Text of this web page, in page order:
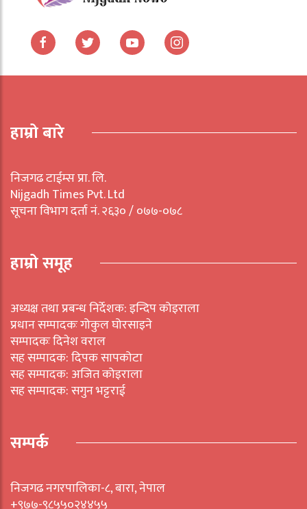
हाम्रो बारे
निजगढ टाईम्स प्रा. लि.
Nijgadh Times Pvt. Ltd
सूचना विभाग दर्ता नं. २६३० / ०७७-०७८
हाम्रो समूह
अध्यक्ष तथा प्रबन्ध निर्देशक: इन्दिप कोइराला
प्रधान सम्पादकः गोकुल घोरसाइने
सम्पादकः दिनेश वराल
सह सम्पादक: दिपक सापकोटा
सह सम्पादक: अजित कोइराला
सह सम्पादक: सगुन भट्टराई
सम्पर्क
निजगढ नगरपालिका-८, बारा, नेपाल
+९७७-९८५५०२४४५५